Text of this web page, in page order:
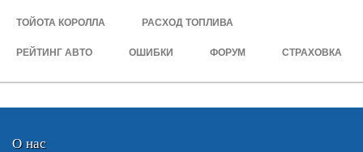
ТОЙОТА КОРОЛЛА РАСХОД ТОПЛИВА
РЕЙТИНГ АВТО ОШИБКИ ФОРУМ СТРАХОВКА
О нас